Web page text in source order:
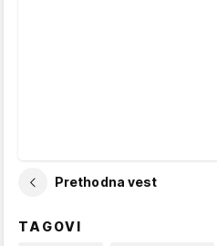
Prethodna vest
TAGOVI